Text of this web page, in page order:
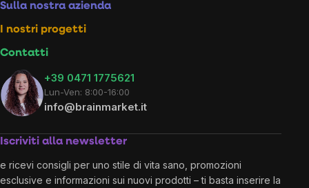
Sulla nostra azienda
I nostri progetti
Contatti
+39 0471 1775621
Lun-Ven: 8:00-16:00
info@brainmarket.it
Iscriviti alla newsletter
e ricevi consigli per uno stile di vita sano, promozioni
esclusive e informazioni sui nuovi prodotti – ti basta inserire la